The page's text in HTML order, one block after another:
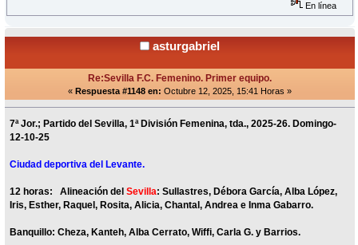
En línea
asturgabriel
Re:Sevilla F.C. Femenino. Primer equipo.
« Respuesta #1148 en: Octubre 12, 2025, 15:41 Horas »
7ª Jor.; Partido del Sevilla, 1ª División Femenina, tda., 2025-26. Domingo-
12-10-25
Ciudad deportiva del Levante.
12 horas: Alineación del Sevilla: Sullastres, Débora García, Alba López,
Iris, Esther, Raquel, Rosita, Alicia, Chantal, Andrea e Inma Gabarro.
Banquillo: Cheza, Kanteh, Alba Cerrato, Wiffi, Carla G. y Barrios.